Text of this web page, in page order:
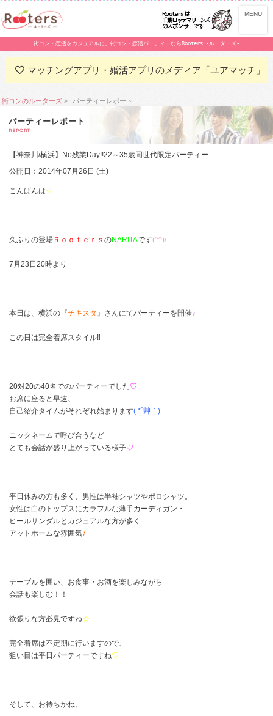
街コン・恋活をカジュアルに。街コン・恋活パーティーならRooters -ルーターズ-
マッチングアプリ・婚活アプリのメディア「ユアマッチ」
街コンのルーターズ パーティーレポート
パーティーレポート
REPORT
【神奈川/横浜】No残業Day!!22～35歳同世代限定パーティー
公開日：2014年07月26日 (土)
こんばんは☆
久ふりの登場 Ｒｏｏｔｅｒｓ のNARITAです(^^)/
7月23日20時より
本日は、横浜の『チキスタ 』さんにてパーティーを開催♪
この日は完全着席スタイル‼
20対20の40名でのパーティーでした♡
お席に座ると早速、
自己紹介タイムがそれぞれ始まります( *´艸｀)
ニックネームで呼び合うなど
とても会話が盛り上がっている様子♡
平日休みの方も多く、男性は半袖シャツやポロシャツ。
女性は白のトップスにカラフルな薄手カーディガン・
ヒールサンダルとカジュアルな方が多く
アットホームな雰囲気♪
テーブルを囲い、お食事・お酒を楽しみながら
会話も楽しむ！！
欲張りな方必見ですね☆
完全着席は不定期に行いますので、
狙い目は平日パーティーですね♡
そして、お待ちかね、